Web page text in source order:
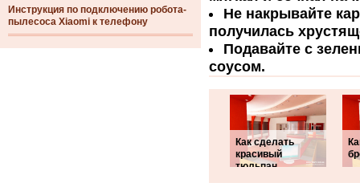
Инструкция по подключению робота-
пылесоса Xiaomi к телефону
Не накрывайте
получилась
Подавайте с
соусом.
Как сделать
красивый
тюльпан